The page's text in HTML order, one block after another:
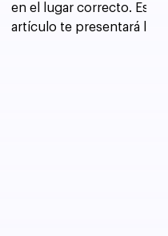
en el lugar correcto. Este
artículo te presentará las